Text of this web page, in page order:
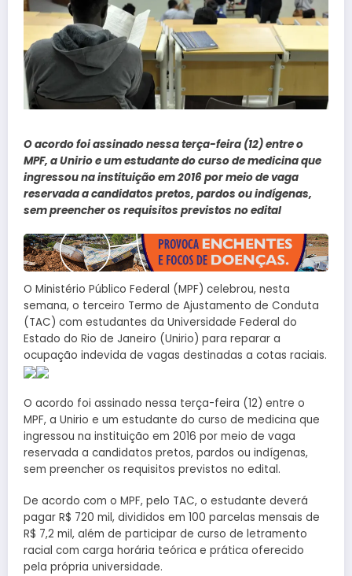
O acordo foi assinado nessa terça-feira (12) entre o
MPF, a Unirio e um estudante do curso de medicina que
ingressou na instituição em 2016 por meio de vaga
reservada a candidatos pretos, pardos ou indígenas,
sem preencher os requisitos previstos no edital
O Ministério Público Federal (MPF) celebrou, nesta
semana, o terceiro Termo de Ajustamento de Conduta
(TAC) com estudantes da Universidade Federal do
Estado do Rio de Janeiro (Unirio) para reparar a
ocupação indevida de vagas destinadas a cotas raciais.
O acordo foi assinado nessa terça-feira (12) entre o
MPF, a Unirio e um estudante do curso de medicina que
ingressou na instituição em 2016 por meio de vaga
reservada a candidatos pretos, pardos ou indígenas,
sem preencher os requisitos previstos no edital.
De acordo com o MPF, pelo TAC, o estudante deverá
pagar R$ 720 mil, divididos em 100 parcelas mensais de
R$ 7,2 mil, além de participar de curso de letramento
racial com carga horária teórica e prática oferecido
pela própria universidade.